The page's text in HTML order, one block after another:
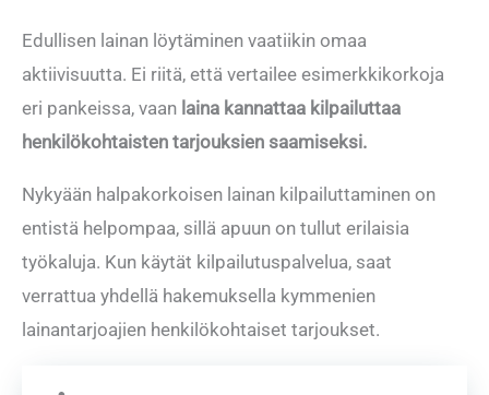
Edullisen lainan löytäminen vaatiikin omaa
aktiivisuutta. Ei riitä, että vertailee esimerkkikorkoja
eri pankeissa, vaan laina kannattaa kilpailuttaa
henkilökohtaisten tarjouksien saamiseksi.
Nykyään halpakorkoisen lainan kilpailuttaminen on
entistä helpompaa, sillä apuun on tullut erilaisia
työkaluja. Kun käytät kilpailutuspalvelua, saat
verrattua yhdellä hakemuksella kymmenien
lainantarjoajien henkilökohtaiset tarjoukset.